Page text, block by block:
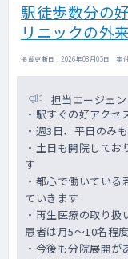
駅徒歩数分の
リニックの外
掲載更新日 : 2026年08月05日 案
担当エージェン
・駅すぐの好アクセ
・週3日、平日のみ
・土日も開院して
す
・都心で働いてい
ていきます
・再生医療の取り扱
患者は月5～10名程
・今後も分院展開